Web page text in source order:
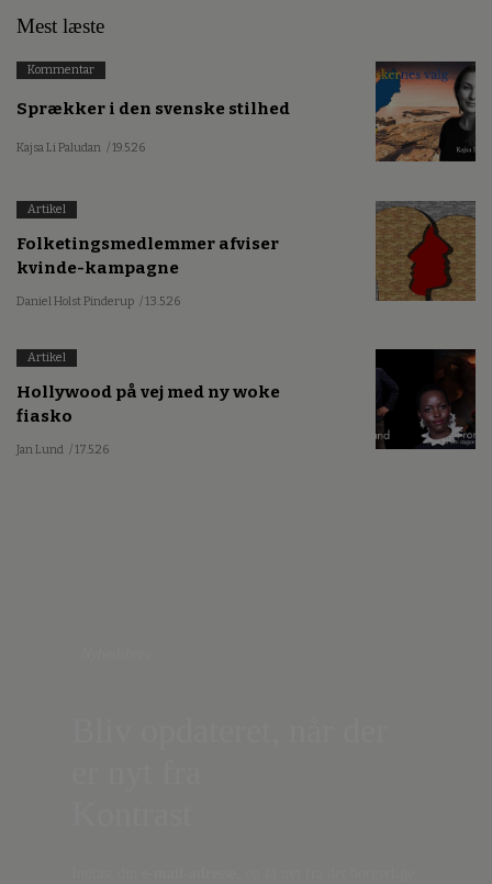
Mest læste
Kommentar
Sprækker i den svenske stilhed
Kajsa Li Paludan / 19.5.26
Artikel
Folketingsmedlemmer afviser
kvinde-kampagne
Daniel Holst Pinderup / 13.5.26
Artikel
Hollywood på vej med ny woke
fiasko
Jan Lund / 17.5.26